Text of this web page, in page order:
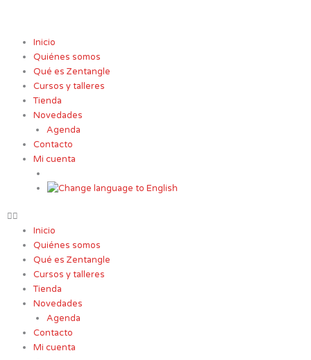
Inicio
Quiénes somos
Qué es Zentangle
Cursos y talleres
Tienda
Novedades
Agenda
Contacto
Mi cuenta
Inicio
Quiénes somos
Qué es Zentangle
Cursos y talleres
Tienda
Novedades
Agenda
Contacto
Mi cuenta